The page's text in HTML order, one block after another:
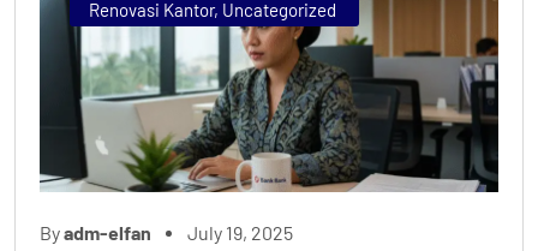
Renovasi Kantor, Uncategorized
Byadm-elfan July 19, 2025